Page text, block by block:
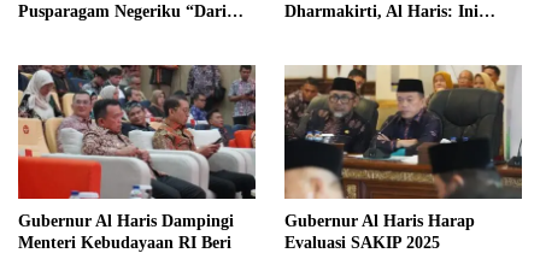
Pusparagam Negeriku “Dari
Dharmakirti, Al Haris: Ini
Gubernur Al Haris Dampingi
Menteri Kebudayaan RI Beri
Gubernur Al Haris Harap
Evaluasi SAKIP 2025